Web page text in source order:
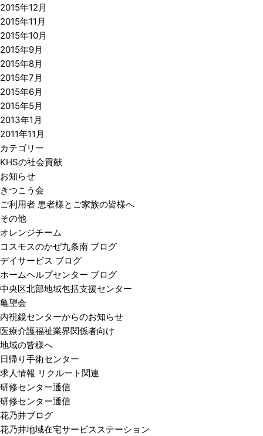
2015年12月
2015年11月
2015年10月
2015年9月
2015年8月
2015年7月
2015年6月
2015年5月
2013年1月
2011年11月
カテゴリー
KHSの社会貢献
お知らせ
きつこう会
ご利用者 患者様とご家族の皆様へ
その他
オレンジチーム
コスモスのかぜ九条南 ブログ
デイサービス ブログ
ホームヘルプセンター ブログ
中央区北部地域包括支援センター
亀望会
内視鏡センターからのお知らせ
医療介護福祉業界関係者向け
地域の皆様へ
日帰り手術センター
求人情報 リクルート関連
研修センター通信
研修センター通信
花乃井ブログ
花乃井地域在宅サービスステーション